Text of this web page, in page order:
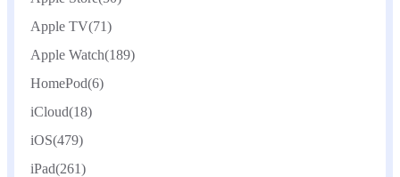
Apple TV(71)
Apple Watch(189)
HomePod(6)
iCloud(18)
iOS(479)
iPad(261)